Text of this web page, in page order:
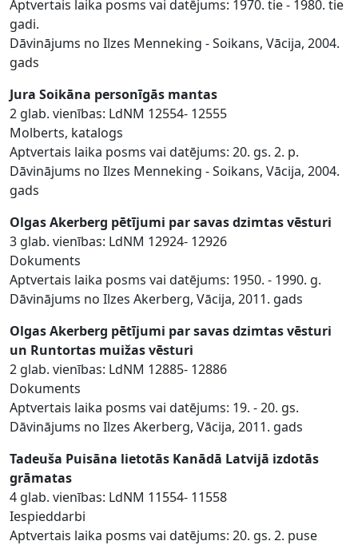
Aptvertais laika posms vai datējums: 1970. tie - 1980. tie
gadi.
Dāvinājums no Ilzes Menneking - Soikans, Vācija, 2004.
gads
Jura Soikāna personīgās mantas
2 glab. vienības: LdNM 12554- 12555
Molberts, katalogs
Aptvertais laika posms vai datējums: 20. gs. 2. p.
Dāvinājums no Ilzes Menneking - Soikans, Vācija, 2004.
gads
Olgas Akerberg pētījumi par savas dzimtas vēsturi
3 glab. vienības: LdNM 12924- 12926
Dokuments
Aptvertais laika posms vai datējums: 1950. - 1990. g.
Dāvinājums no Ilzes Akerberg, Vācija, 2011. gads
Olgas Akerberg pētījumi par savas dzimtas vēsturi
un Runtortas muižas vēsturi
2 glab. vienības: LdNM 12885- 12886
Dokuments
Aptvertais laika posms vai datējums: 19. - 20. gs.
Dāvinājums no Ilzes Akerberg, Vācija, 2011. gads
Tadeuša Puisāna lietotās Kanādā Latvijā izdotās
grāmatas
4 glab. vienības: LdNM 11554- 11558
Iespieddarbi
Aptvertais laika posms vai datējums: 20. gs. 2. puse